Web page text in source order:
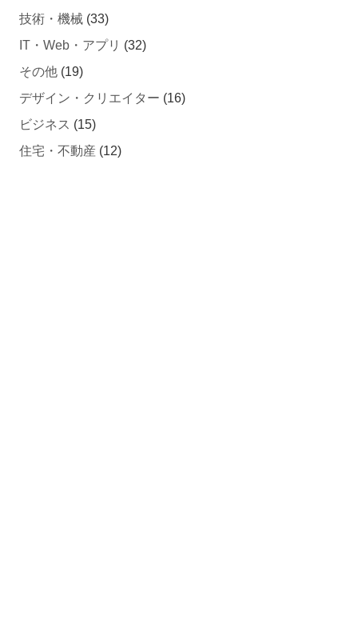
技術・機械 (33)
IT・Web・アプリ (32)
その他 (19)
デザイン・クリエイター (16)
ビジネス (15)
住宅・不動産 (12)